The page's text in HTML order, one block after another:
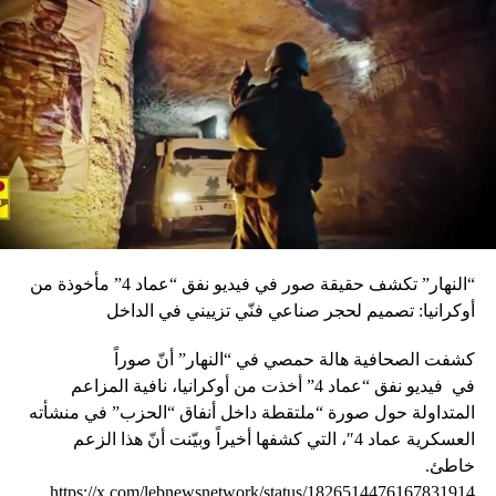
الاوقات المناسبة، بسبب محدودية التمويل المتوافر في موازنة
وزارة الزراعة، الا لمكافحة الحشرات على مستوى المكافحة
الشاملة”. عرض مشروعين وتضمن الاجتماع عرض مشروعين
للمساعدة الفنية: – المشروع الاول: دراسة مفصلة عن القطاع
الزراعي وتحديد رؤية القطاع الزراعي في لبنان للعام 2030، وهو
يضم مكونين اساسيين: الاول دراسة عن القطاع الزراعي انطلاقا
من رؤية ماكنزي لتحديد رؤية للقطاع الزراعي حتى 2030،
والمكون الثاني إعداد برنامج استثماري لتطوير القطاع الزراعي
وتحديد الموارد المالية المطلوبة. – المشروع الثاني: تطوير
يتضمن 3 مكونات تشمل: اولا تحديث استراتيجية التنمية الزراعية
الخمسية بالتعاون مع جميع المعنيين في وزارة الزراعة، وتشكل
فرق عمل فنية متخصصة ولجنة اشراف ترافق كل مراحل
اعدادها. وأما المكون الثاني فيشمل تحديث هيكلية وزارة
الزراعة، فيما المكون الثالث هو لادماج أهداف التنمية المستدامة
2030 المتعلقة بقطاع الاغذية والزراعة في اطار الاستراتيجية
الجديدة للوزارة وتطويرخطة لمتابعة تنفيذ اجندة 2030. سعادة
وعرض ممثل الفاو موريس سعادة خلال الاجتماع، للخطوط
“النهار” تكشف حقيقة صور في فيديو نفق “عماد 4” مأخوذة من
أوكرانيا: تصميم لحجر صناعي فنّي تزييني في الداخل
كشفت الصحافية هالة حمصي في “النهار” أنّ صوراً
في فيديو
نفق “عماد 4” أخذت من أوكرانيا، نافية المزاعم
المتداولة حول صورة “ملتقطة داخل أنفاق “الحزب” في منشأته
العسكرية عماد 4″، التي كشفها أخيراً وبيّنت أنّ هذا الزعم
خاطئ.
https://x.com/lebnewsnetwork/status/1826514476167831914